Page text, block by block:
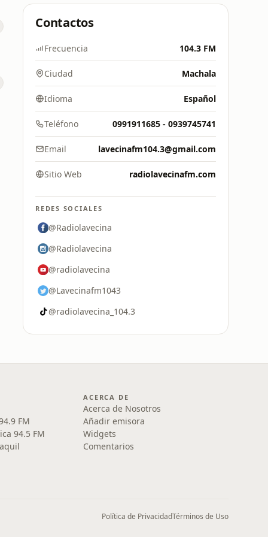
Contactos
Frecuencia 104.3 FM
Ciudad Machala
Idioma Español
Teléfono 0991911685 - 0939745741
Email lavecinafm104.3@gmail.com
Sitio Web radiolavecinafm.com
REDES SOCIALES
@Radiolavecina
@Radiolavecina
@radiolavecina
@Lavecinafm1043
@radiolavecina_104.3
FM
94.5 FM
ACERCA DE
Acerca de Nosotros
Añadir emisora
Widgets
Comentarios
Política de PrivacidadTérminos de Uso